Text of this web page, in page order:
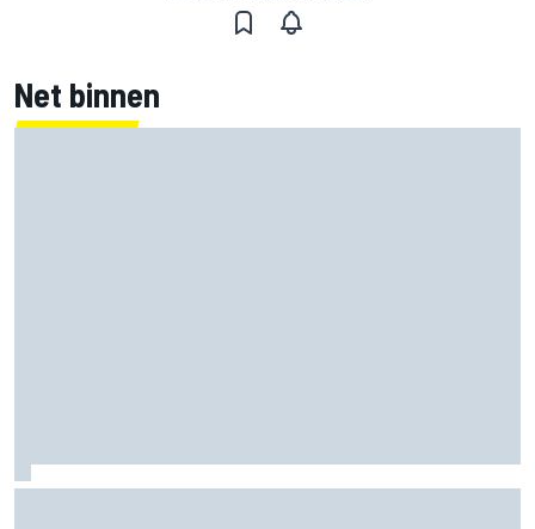
Net binnen